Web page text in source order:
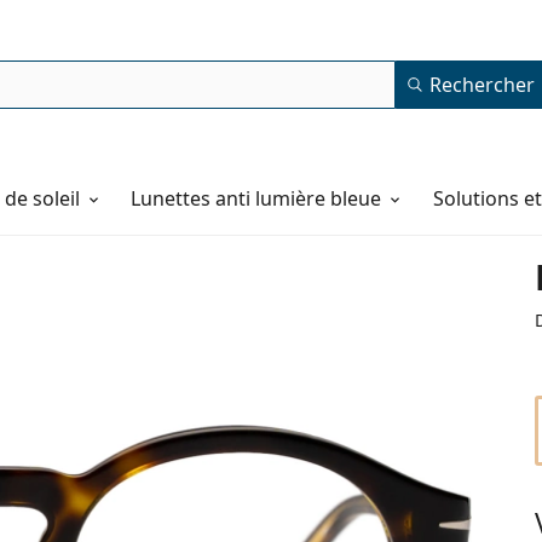
Rechercher
soleil Lunettes anti lumière bleue Solutions